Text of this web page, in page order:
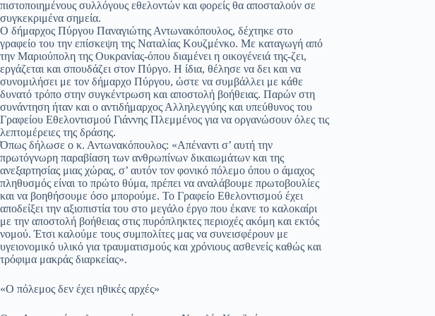
πιστοποιημένους συλλόγους εθελοντών και φορείς θα αποσταλούν σε
συγκεκριμένα σημεία.
Ο δήμαρχος Πύργου Παναγιώτης Αντωνακόπουλος, δέχτηκε στο
γραφείο του την επίσκεψη της Ναταλίας Κουζμένκο. Με καταγωγή από
την Μαριούπολη της Ουκρανίας-όπου διαμένει η οικογένειά της-ζει,
εργάζεται και σπουδάζει στον Πύργο. Η ίδια, θέλησε να δει και να
συνομιλήσει με τον δήμαρχο Πύργου, ώστε να συμβάλλει με κάθε
δυνατό τρόπο στην συγκέντρωση και αποστολή βοήθειας. Παρών στη
συνάντηση ήταν και ο αντιδήμαρχος Αλληλεγγύης και υπεύθυνος του
Γραφείου Εθελοντισμού Γιάννης Πλεμμένος για να οργανώσουν όλες τις
λεπτομέρειες της δράσης.
Όπως δήλωσε ο κ. Αντωνακόπουλος: «Απέναντι σ’ αυτή την
πρωτόγνωρη παραβίαση των ανθρωπίνων δικαιωμάτων και της
ανεξαρτησίας μιας χώρας, σ’ αυτόν τον φονικό πόλεμο όπου ο άμαχος
πληθυσμός είναι το πρώτο θύμα, πρέπει να αναλάβουμε πρωτοβουλίες
και να βοηθήσουμε όσο μπορούμε. Το Γραφείο Εθελοντισμού έχει
αποδείξει την αξιοπιστία του στο μεγάλο έργο που έκανε το καλοκαίρι
με την αποστολή βοήθειας στις πυρόπληκτες περιοχές ακόμη και εκτός
νομού. Έτσι καλούμε τους συμπολίτες μας να συνεισφέρουν με
υγειονομικό υλικό για τραυματισμούς και χρόνιους ασθενείς καθώς και
τρόφιμα μακράς διαρκείας».
«Ο πόλεμος δεν έχει ηθικές αρχές»